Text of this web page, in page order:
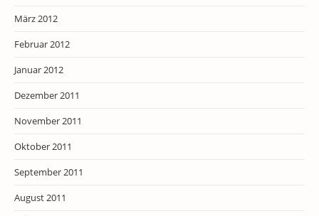
März 2012
Februar 2012
Januar 2012
Dezember 2011
November 2011
Oktober 2011
September 2011
August 2011